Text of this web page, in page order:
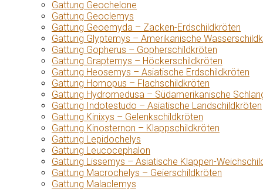
Gattung Geochelone
Gattung Geoclemys
Gattung Geoemyda – Zacken-Erdschildkröten
Gattung Glyptemys – Amerikanische
Gattung Gopherus – Gopherschildkröten
Gattung Graptemys – Höckerschildkröten
Gattung Heosemys – Asiatische Erdschildkröten
Gattung Homopus – Flachschildkröten
Gattung Hydromedusa – Südamerikanische
Gattung Indotestudo – Asiatische Landschildkröten
Gattung Kinixys – Gelenkschildkröten
Gattung Kinosternon – Klappschildkröten
Gattung Lepidochelys
Gattung Leucocephalon
Gattung Lissemys – Asiatische Klappen-
Gattung Macrochelys – Geierschildkröten
Gattung Malaclemys